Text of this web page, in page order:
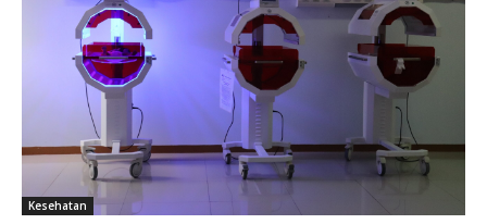
Kesehatan